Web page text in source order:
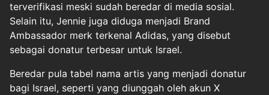
terverifikasi meski sudah beredar di media sosial.
Selain itu, Jennie juga diduga menjadi Brand
Ambassador merk terkenal Adidas, yang disebut
sebagai donatur terbesar untuk Israel.
Beredar pula tabel nama artis yang menjadi donatur
bagi Israel, seperti yang diunggah oleh akun X